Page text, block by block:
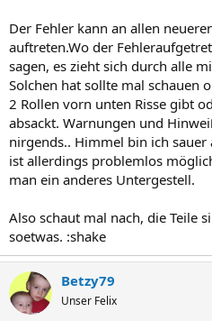
Der Fehler kann an allen
auftreten.Wo der
sagen, es zieht sich durch alle
Solchen hat sollte mal schauen
2 Rollen vorn unten Risse gibt
absackt. Warnungen und
nirgends.. Himmel bin ich
ist allerdings problemlos
man ein anderes Untergestell.
Also schaut mal nach, die Teile
soetwas. :shake
Betzy79
Unser Felix